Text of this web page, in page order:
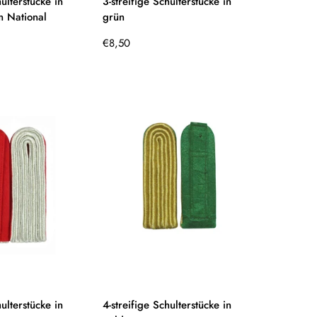
National
grün
Regulärer
€8,50
in
4-streifige Schulterstücke in